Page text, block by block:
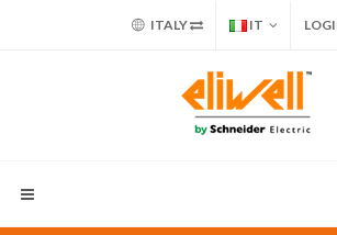
ITALY IT